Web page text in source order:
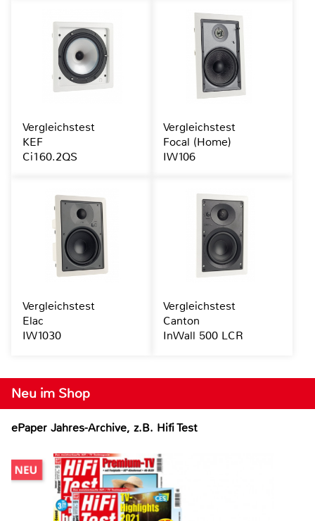
Neu im Shop
ePaper Jahres-Archive, z.B. Hifi Test
Vergleichstest
KEF
Ci160.2QS
Vergleichstest
Focal (Home)
IW106
Vergleichstest
Elac
IW1030
Vergleichstest
Canton
InWall 500 LCR